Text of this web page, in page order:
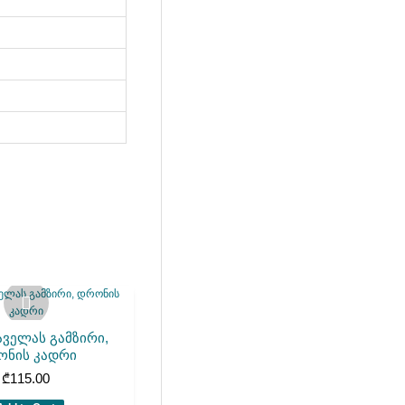
გამზირი,
კადრი
₾115.00